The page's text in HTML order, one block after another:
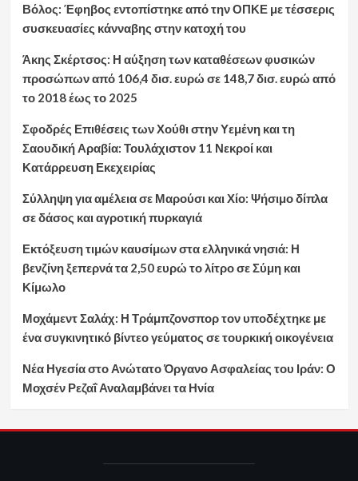
Βόλος: Έφηβος εντοπίστηκε από την ΟΠΚΕ με τέσσερις
συσκευασίες κάνναβης στην κατοχή του
Άκης Σκέρτσος: Η αύξηση των καταθέσεων φυσικών
προσώπων από 106,4 δισ. ευρώ σε 148,7 δισ. ευρώ από
το 2018 έως το 2025
Σφοδρές Επιθέσεις των Χούθι στην Υεμένη και τη
Σαουδική Αραβία: Τουλάχιστον 11 Νεκροί και
Κατάρρευση Εκεχειρίας
Σύλληψη για αμέλεια σε Μαρούσι και Χίο: Ψήσιμο δίπλα
σε δάσος και αγροτική πυρκαγιά
Εκτόξευση τιμών καυσίμων στα ελληνικά νησιά: Η
βενζίνη ξεπερνά τα 2,50 ευρώ το λίτρο σε Σύμη και
Κίμωλο
Μοχάμεντ Σαλάχ: Η Τράμπζονσπορ τον υποδέχτηκε με
ένα συγκινητικό βίντεο γεύματος σε τουρκική οικογένεια
Νέα Ηγεσία στο Ανώτατο Όργανο Ασφαλείας του Ιράν: Ο
Μοχσέν Ρεζαΐ Αναλαμβάνει τα Ηνία